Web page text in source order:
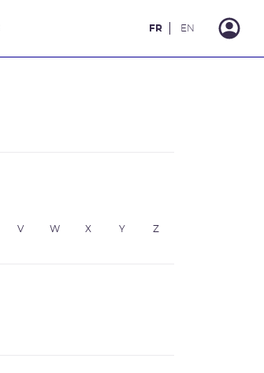
FR EN
V W X Y Z